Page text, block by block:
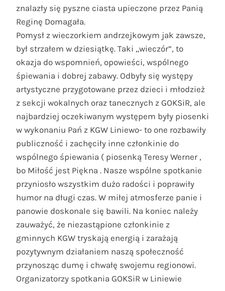
znalazły się pyszne ciasta upieczone przez Panią
Reginę Domagała.
Pomysł z wieczorkiem andrzejkowym jak zawsze,
był strzałem w dziesiątkę. Taki „wieczór”, to
okazja do wspomnień, opowieści, wspólnego
śpiewania i dobrej zabawy. Odbyły się występy
artystyczne przygotowane przez dzieci i młodzież
z sekcji wokalnych oraz tanecznych z GOKSiR, ale
najbardziej oczekiwanym występem były piosenki
w wykonaniu Pań z KGW Liniewo- to one rozbawiły
publiczność i zachęciły inne członkinie do
wspólnego śpiewania ( piosenką Teresy Werner ,
bo Miłość jest Piękna . Nasze wspólne spotkanie
przyniosło wszystkim dużo radości i poprawiły
humor na długi czas. W miłej atmosferze panie i
panowie doskonale się bawili. Na koniec należy
zauważyć, że niezastąpione członkinie z
gminnych KGW tryskają energią i zarażają
pozytywnym działaniem naszą społeczność
przynosząc dumę i chwałę swojemu regionowi.
Organizatorzy spotkania GOKSiR w Liniewie